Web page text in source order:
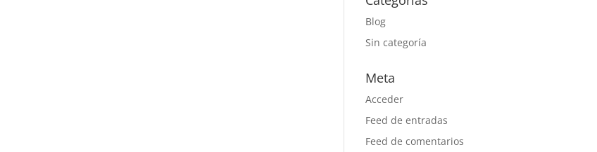
Blog
Sin categoría
Meta
Acceder
Feed de entradas
Feed de comentarios